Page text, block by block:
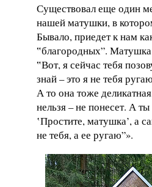
Существовал еще один
нашей матушки, в
Бывало, приедет к нам
‟благородных”. Матушка
‟Вот, я сейчас тебя
знай – это я не тебя
А то она тоже
нельзя – не понесет. А
‛Простите, матушка’, а
не тебя, а ее ругаю”».